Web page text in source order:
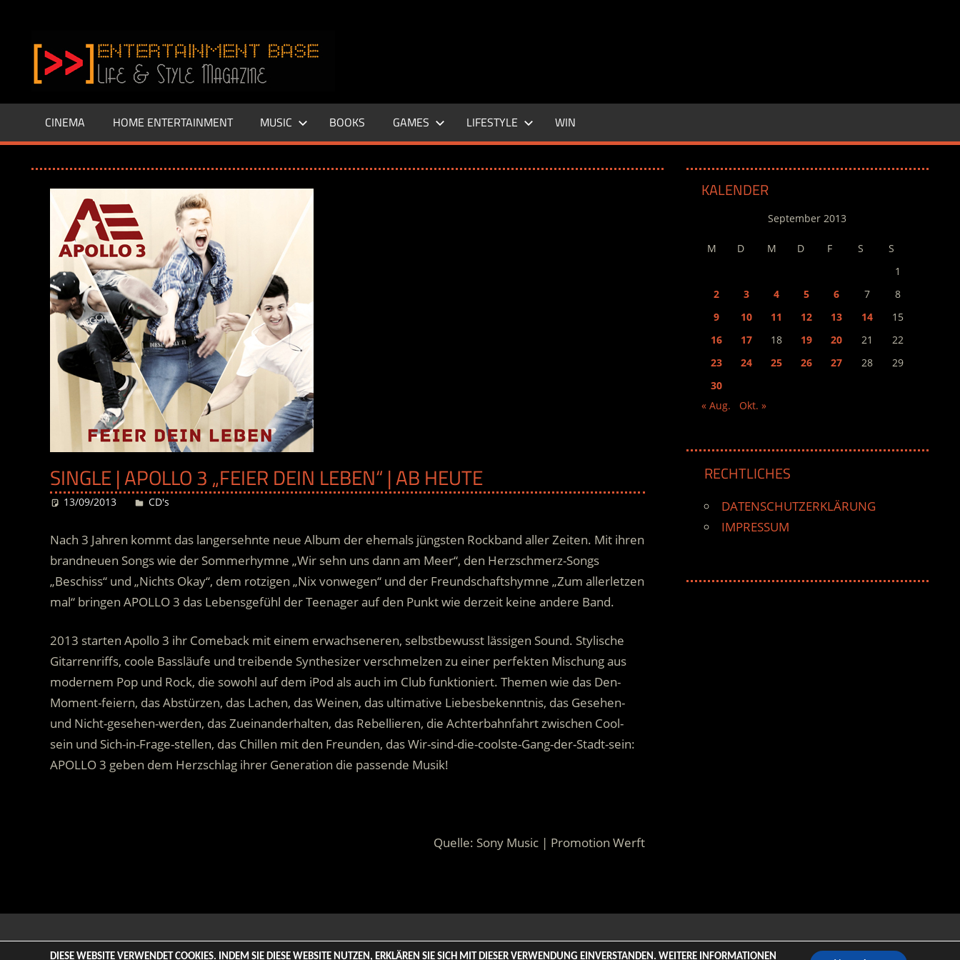
springen
–
LIFE
Base.de
CINEMA HOME ENTERTAINMENT MUSIC BOOKS GAMES LIFESTYLE WIN
SINGLE | APOLLO 3 „FEIER DEIN LEBEN“ | AB HEUTE
13/09/2013 Desiree
CD's
Nach 3 Jahren kommt das langersehnte neue Album der ehemals jüngsten Rockband aller Zeiten. Mit ihren
brandneuen Songs wie der Sommerhymne „Wir sehn uns dann am Meer“, den Herzschmerz-Songs
„Beschiss“ und „Nichts Okay“, dem rotzigen „Nix vonwegen“ und der Freundschaftshymne „Zum allerletzen
mal“ bringen APOLLO 3 das Lebensgefühl der Teenager auf den Punkt wie derzeit keine andere Band.
2013 starten Apollo 3 ihr Comeback mit einem erwachseneren, selbstbewusst lässigen Sound. Stylische
Gitarrenriffs, coole Bassläufe und treibende Synthesizer verschmelzen zu einer perfekten Mischung aus
modernem Pop und Rock, die sowohl auf dem iPod als auch im Club funktioniert. Themen wie das Den-
Moment-feiern, das Abstürzen, das Lachen, das Weinen, das ultimative Liebesbekenntnis, das Gesehen-
und Nicht-gesehen-werden, das Zueinanderhalten, das Rebellieren, die Achterbahnfahrt zwischen Cool-
sein und Sich-in-Frage-stellen, das Chillen mit den Freunden, das Wir-sind-die-coolste-Gang-der-Stadt-sein:
APOLLO 3 geben dem Herzschlag ihrer Generation die passende Musik!
Quelle: Sony Music | Promotion Werft
KALENDER
September 2013
M D M D F S
S
1
2
3 4 5 6 7
8
9
10 11 12 13 14
15
16
17 18 19 20 21
22
23
24 25 26 27 28
29
30
« Aug.
Okt. »
RECHTLICHES
DATENSCHUTZERKLÄRUNG
IMPRESSUM
© 2026 ENTERTAINMENT BASE – Life & Style Magazine. All Rights Reserved. | Based on WordPress-Theme: Tortuga von ThemeZee.
DIESE WEBSITE VERWENDET COOKIES. INDEM SIE DIESE WEBSITE NUTZEN, ERKLÄREN SIE SICH MIT DIESER VERWENDUNG EINVERSTANDEN. WEITERE INFORMATIONEN